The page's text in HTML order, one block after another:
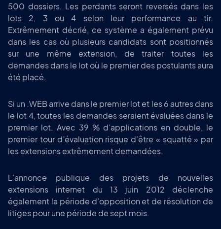
500 dossiers. Les perdants seront reversés dans les
lots 2, 3 ou 4 selon leur performance au tir.
Extrêmement décrié, ce système a également prévu
dans les cas où plusieurs candidats sont positionnés
sur une même extension, de traiter toutes les
demandes dans le lot où le premier des postulants aura
été placé.
Si un .WEB arrive dans le premier lot et les 6 autres dans
le lot 4, toutes les demandes seraient évaluées dans le
premier lot. Avec 39 % d’applications en double, le
premier tour d’évaluation risque d’être « squatté » par
les extensions extrêmement demandées.
L’annonce publique des projets de nouvelles
extensions internet du 13 juin 2012 déclenche
également la période d’opposition et de résolution de
litiges pour une période de sept mois.